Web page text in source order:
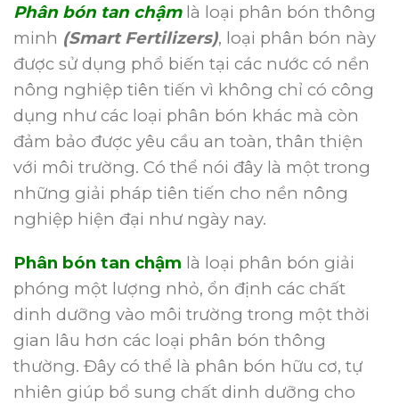
Phân bón tan chậmlà loại phân bón thông
minh (Smart Fertilizers), loại phân bón này
được sử dụng phổ biến tại các nước có nền
nông nghiệp tiên tiến vì không chỉ có công
dụng như các loại phân bón khác mà còn
đảm bảo được yêu cầu an toàn, thân thiện
với môi trường. Có thể nói đây là một trong
những giải pháp tiên tiến cho nền nông
nghiệp hiện đại như ngày nay.
Phân bón tan chậm là loại phân bón giải
phóng một lượng nhỏ, ổn định các chất
dinh dưỡng vào môi trường trong một thời
gian lâu hơn các loại phân bón thông
thường. Đây có thể là phân bón hữu cơ, tự
nhiên giúp bổ sung chất dinh dưỡng cho